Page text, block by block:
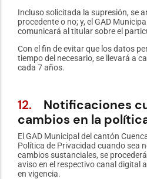
Incluso solicitada la supresión, se
procedente o no; y, el GAD
comunicará al titular sobre el
Con el fin de evitar que los datos
tiempo del necesario, se llevará a
cada 7 años.
12.
Notificaciones
cambios en la
El GAD Municipal del cantón
Política de Privacidad cuando sea
cambios sustanciales, se
aviso en el respectivo canal digital
en vigencia.